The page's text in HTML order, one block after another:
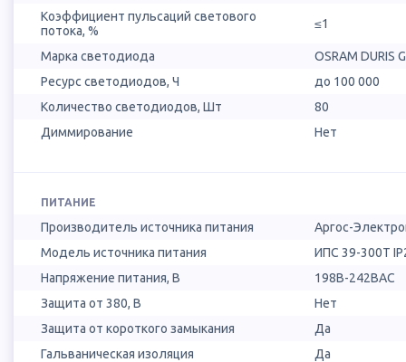
Коэффициент пульсаций светового
потока, %
≤1
Марка светодиода
OSRAM DURIS
Ресурс светодиодов, Ч
до 100 000
Количество светодиодов, Шт
80
Диммирование
Нет
ПИТАНИЕ
Производитель источника питания
Аргос-
Модель источника питания
ИПС 39-300Т
Напряжение питания, В
198B-242BAC
Защита от 380, В
Нет
Защита от короткого замыкания
Да
Гальваническая изоляция
Да